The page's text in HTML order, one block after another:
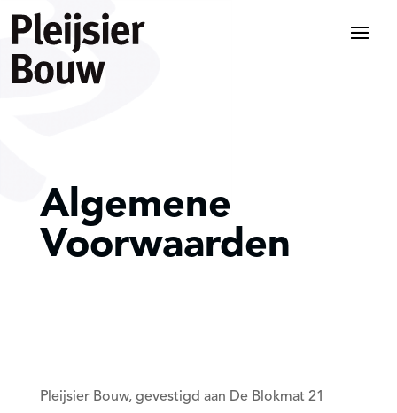
Algemene
Voorwaarden
Pleijsier Bouw, gevestigd aan De Blokmat 21